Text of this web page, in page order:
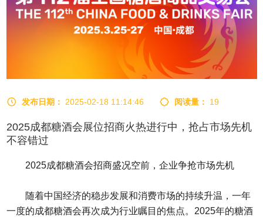
发布日期： 2025-02-18 11:14:46 阅读量： 19
2025成都糖酒会展位招商火热进行中，抢占市场先机
不容错过
2025成都糖酒会招商盛况空前，企业争抢市场先机
随着中国经济的稳步发展和消费市场的持续升温，一年
一度的成都糖酒会再次成为行业瞩目的焦点。2025年的糖酒